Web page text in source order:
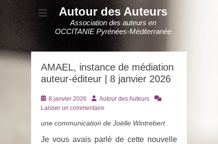
Autour des Auteurs
Association des auteurs en
OCCITANIE Pyrénées-Méditerranée
AMAEL, instance de médiation
auteur-éditeur | 8 janvier 2026
Posté
le
8 janvier 2026 AuteurAutour des Auteurs
Laisser un commentaire
une communication de Joëlle Wintrebert
Je vous avais parlé de cette nouvelle